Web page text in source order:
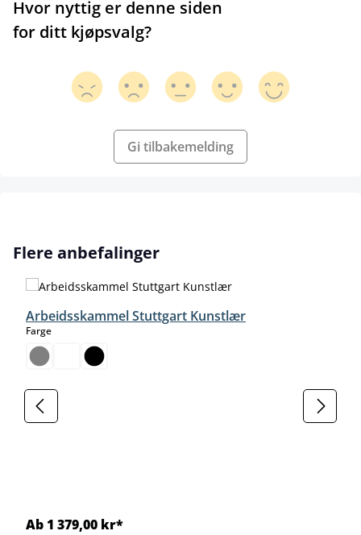
Hvor nyttig er denne siden
for ditt kjøpsvalg?
Gi tilbakemelding
Hopp over produktgalleri
Flere anbefalinger
Arbeidsskammel Stuttgart Kunstlær
Fargeselect
Ab 1 379,00 kr*